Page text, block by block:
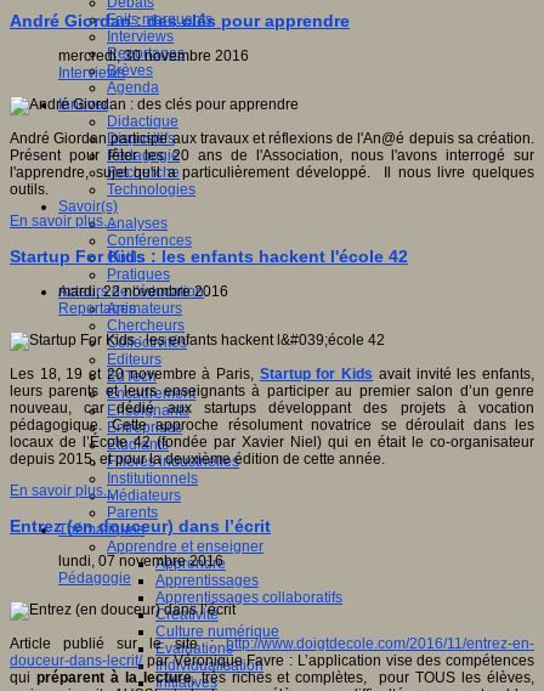
Faits marquants
Interviews
Reportages
Brèves
Agenda
Innover
Didactique
Dispositifs
Pédagogie
Recherche
Technologies
Savoir(s)
Analyses
Conférences
Outils
Pratiques
Acteurs de l'éducation
Animateurs
Chercheurs
Collectivités
Editeurs
EdTech
Encadrement
Enseignants
Entreprises
Etudiants
Filières industrielles
Institutionnels
Médiateurs
Parents
Thématiques
Apprendre et enseigner
Apprendre
Apprentissages
Apprentissages collaboratifs
Créativité
Culture numérique
Evaluations
Individualisation
Initiatives
André Giordan : des clés pour apprendre
mercredi, 30 novembre 2016
Interviews
André Giordan participe aux travaux et réflexions de l'An@é depuis sa création.
Présent pour fêter les 20 ans de l'Association, nous l'avons interrogé sur
l'apprendre, sujet qu'il a particulièrement développé. Il nous livre quelques
outils.
En savoir plus...
Startup For Kids : les enfants hackent l'école 42
mardi, 22 novembre 2016
Reportages
Les 18, 19 et 20 novembre à Paris, Startup for Kids avait invité les enfants,
leurs parents et leurs enseignants à participer au premier salon d’un genre
nouveau, car dédié aux startups développant des projets à vocation
pédagogique. Cette approche résolument novatrice se déroulait dans les
locaux de l’École 42 (fondée par Xavier Niel) qui en était le co-organisateur
depuis 2015, et pour la deuxième édition de cette année.
En savoir plus...
Entrez (en douceur) dans l’écrit
lundi, 07 novembre 2016
Pédagogie
Article publié sur le site :http://www.doigtdecole.com/2016/11/entrez-en-
douceur-dans-lecrit/par Véronique Favre : L’application vise des compétences
qui préparent à la lecture, très riches et complètes, pour TOUS les élèves,